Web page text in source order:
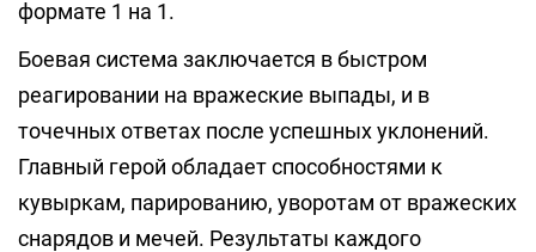
формате 1 на 1.
Боевая система заключается в быстром
реагировании на вражеские выпады, и в
точечных ответах после успешных уклонений.
Главный герой обладает способностями к
кувыркам, парированию, уворотам от вражеских
снарядов и мечей. Результаты каждого